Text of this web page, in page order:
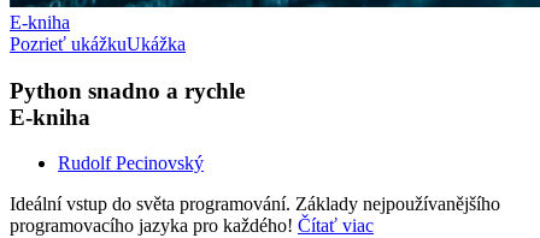
E-kniha
Pozrieť ukážkuUkážka
Python snadno a rychle
E-kniha
Rudolf Pecinovský
Ideální vstup do světa programování. Základy nejpoužívanějšího
programovacího jazyka pro každého! Čítať viac